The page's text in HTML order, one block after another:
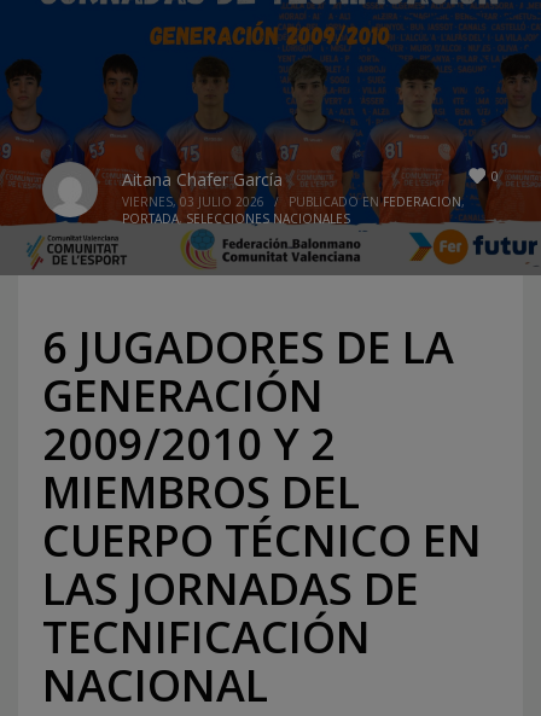
0
Aitana Chafer García
VIERNES, 03 JULIO 2026 / PUBLICADO ENFEDERACION,
PORTADA, SELECCIONES NACIONALES
6 JUGADORES DE LA
GENERACIÓN
2009/2010 Y 2
MIEMBROS DEL
CUERPO TÉCNICO EN
LAS JORNADAS DE
TECNIFICACIÓN
NACIONAL